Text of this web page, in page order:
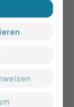
Thiem